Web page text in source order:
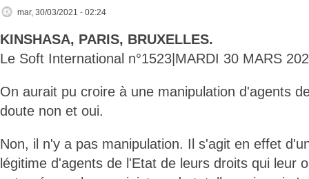
mar, 30/03/2021 - 02:24
KINSHASA, PARIS, BRUXELLES.
Le Soft International n°1523|MARDI 30 MARS
On aurait pu croire à une manipulation d'agents
doute non et oui.
Non, il n'y a pas manipulation. Il s'agit en effet
légitime d'agents de l'Etat de leurs droits qui leur